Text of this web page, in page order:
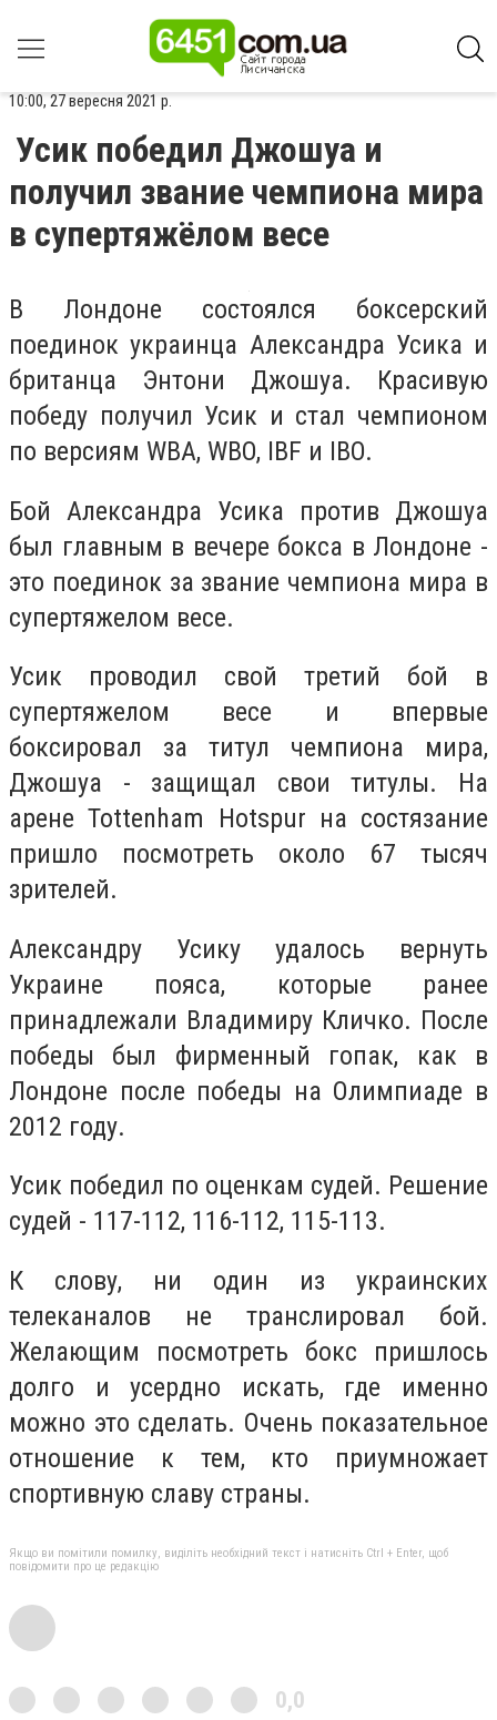
10:00, 27 вересня 2021 р.
Усик победил Джошуа и
получил звание чемпиона мира
в супертяжёлом весе
В Лондоне состоялся боксерский
поединок украинца Александра Усика и
британца Энтони Джошуа. Красивую
победу получил Усик и стал чемпионом
по версиям WBA, WBO, IBF и IBO.
Бой Александра Усика против Джошуа
был главным в вечере бокса в Лондоне -
это поединок за звание чемпиона мира в
супертяжелом весе.
Усик проводил свой третий бой в
супертяжелом весе и впервые
боксировал за титул чемпиона мира,
Джошуа - защищал свои титулы. На
арене Tottenham Hotspur на состязание
пришло посмотреть около 67 тысяч
зрителей.
Александру Усику удалось вернуть
Украине пояса, которые ранее
принадлежали Владимиру Кличко. После
победы был фирменный гопак, как в
Лондоне после победы на Олимпиаде в
2012 году.
Усик победил по оценкам судей. Решение
судей - 117-112, 116-112, 115-113.
К слову, ни один из украинских
телеканалов не транслировал бой.
Желающим посмотреть бокс пришлось
долго и усердно искать, где именно
можно это сделать. Очень показательное
отношение к тем, кто приумножает
спортивную славу страны.
Якщо ви помітили помилку, виділіть необхідний текст і натисніть Ctrl + Enter, щоб
повідомити про це редакцію
0,0